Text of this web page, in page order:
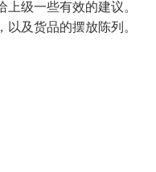
给上级一些有效的建议
，以及货品的摆放陈